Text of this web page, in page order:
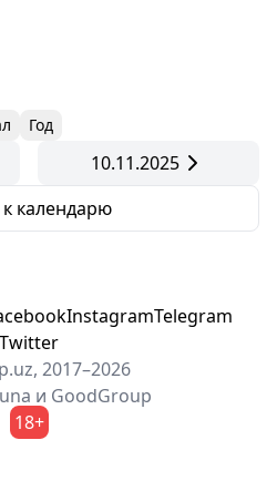
Год
10.11.2025
календарю
InstagramTelegram
Twitter
2017–2026
и GoodGroup
18+